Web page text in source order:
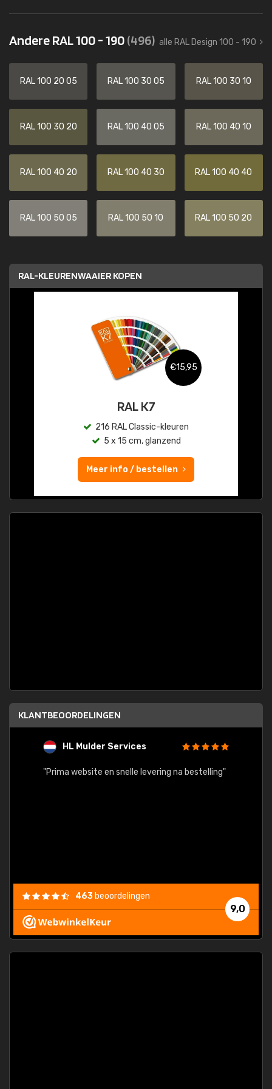
Andere RAL 100 - 190(496) alle RAL Design 100 - 190
RAL 100 20 05 RAL 100 30 05 RAL 100 30 10
RAL 100 30 20 RAL 100 40 05 RAL 100 40 10
RAL 100 40 20 RAL 100 40 30 RAL 100 40 40
RAL 100 50 05 RAL 100 50 10 RAL 100 50 20
RAL-KLEURENWAAIER KOPEN
€15,95
RAL K7
216 RAL Classic-kleuren
5 x 15 cm, glanzend
Meer info / bestellen
KLANTBEOORDELINGEN
HL Mulder Services
"Prima website en snelle levering na bestelling"
9,0
463 beoordelingen